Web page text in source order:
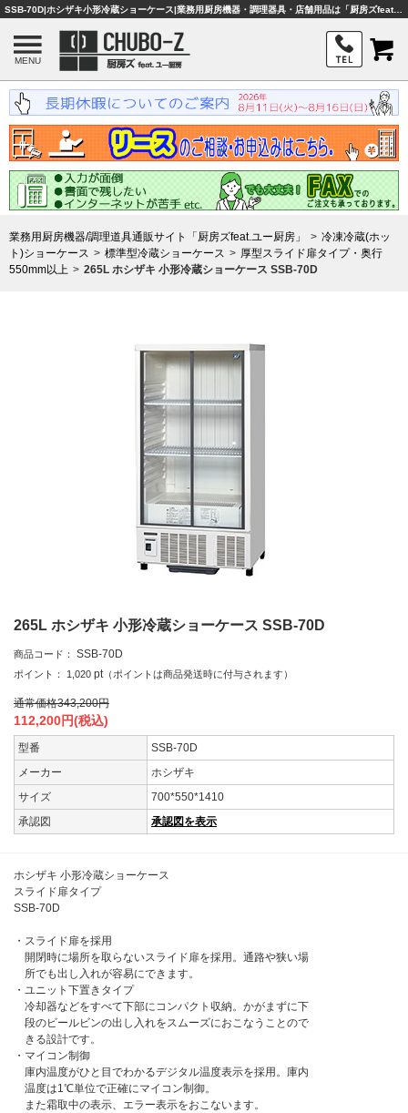
SSB-70D|ホシザキ小形冷蔵ショーケース|業務用厨房機器・調理器具・店舗用品は「厨房ズfeat.ユー厨房」
MENU
業務用厨房機器/調理道具通販サイト「厨房ズfeat.ユー厨房」
冷凍冷蔵(ホッ
ト)ショーケース
標準型冷蔵ショーケース
厚型スライド扉タイプ・奥行
550mm以上
265L ホシザキ 小形冷蔵ショーケース SSB-70D
265L ホシザキ 小形冷蔵ショーケース SSB-70D
商品コード： SSB-70D
ポイント： 1,020 pt （ポイントは商品発送時に付与されます）
通常価格343,200円
112,200円(税込)
型番
SSB-70D
メーカー
ホシザキ
サイズ
700*550*1410
承認図
承認図を表示
ホシザキ 小形冷蔵ショーケース
スライド扉タイプ
SSB-70D
・スライド扉を採用
開閉時に場所を取らないスライド扉を採用。通路や狭い場
所でも出し入れが容易にできます。
・ユニット下置きタイプ
冷却器などをすべて下部にコンパクト収納。かがまずに下
段のビールビンの出し入れをスムーズにおこなうことので
きる設計です。
・マイコン制御
庫内温度がひと目でわかるデジタル温度表示を採用。庫内
温度は1℃単位で正確にマイコン制御。
また霜取中の表示、エラー表示をおこないます。